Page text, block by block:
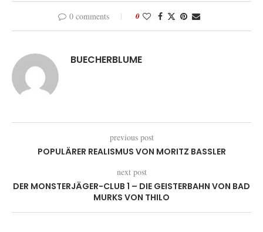
0 comments 0
BUECHERBLUME
previous post
POPULÄRER REALISMUS VON MORITZ BASSLER
next post
DER MONSTERJÄGER-CLUB 1 – DIE GEISTERBAHN VON BAD
MURKS VON THILO